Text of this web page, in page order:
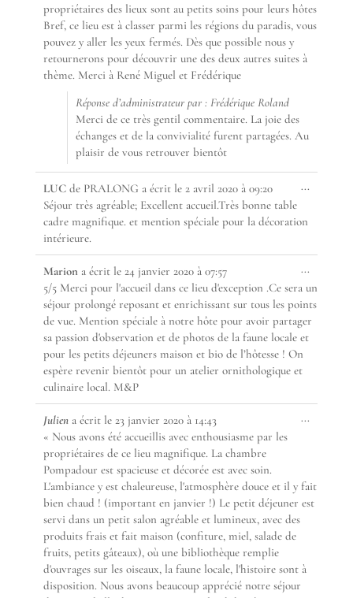
propriétaires des lieux sont au petits soins pour leurs hôtes
Bref, ce lieu est à classer parmi les régions du paradis, vous
pouvez y aller les yeux fermés. Dès que possible nous y
retournerons pour découvrir une des deux autres suites à
thème. Merci à René Miguel et Frédérique
Réponse d’administrateur par : Frédérique Roland
Merci de ce très gentil commentaire. La joie des
échanges et de la convivialité furent partagées. Au
plaisir de vous retrouver bientôt
LUC de PRALONG a écrit le2 avril 2020 à 09:20
Séjour très agréable; Excellent accueil.Très bonne table
cadre magnifique. et mention spéciale pour la décoration
intérieure.
...
Marion a écrit le24 janvier 2020 à 07:57
5/5 Merci pour l'accueil dans ce lieu d'exception .Ce sera un
séjour prolongé reposant et enrichissant sur tous les points
de vue. Mention spéciale à notre hôte pour avoir partager
sa passion d'observation et de photos de la faune locale et
pour les petits déjeuners maison et bio de l’hôtesse ! On
espère revenir bientôt pour un atelier ornithologique et
culinaire local. M&P
...
boîte
méta.
Julien a écrit le23 janvier 2020 à 14:43
« Nous avons été accueillis avec enthousiasme par les
propriétaires de ce lieu magnifique. La chambre
Pompadour est spacieuse et décorée est avec soin.
L'ambiance y est chaleureuse, l'atmosphère douce et il y fait
bien chaud ! (important en janvier !) Le petit déjeuner est
servi dans un petit salon agréable et lumineux, avec des
produits frais et fait maison (confiture, miel, salade de
fruits, petits gâteaux), où une bibliothèque remplie
d'ouvrages sur les oiseaux, la faune locale, l'histoire sont à
disposition. Nous avons beaucoup apprécié notre séjour
...